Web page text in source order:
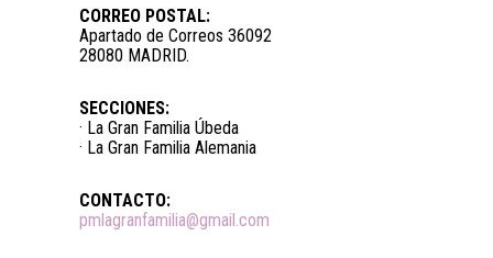
CORREO POSTAL:
Apartado de Correos 36092
28080 MADRID.
SECCIONES:
· La Gran Familia Úbeda
· La Gran Familia Alemania
CONTACTO:
pmlagranfamilia@gmail.com